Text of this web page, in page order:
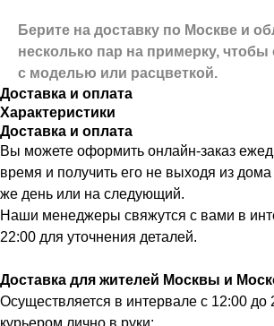
Берите на доставку по Москве и
несколько пар на примерку, чтобы
с моделью или расцветкой.
Доставка и оплата
Характеристики
Доставка и оплата
Вы можете оформить онлайн-заказ
время и получить его не выходя из
же день или на следующий.
Наши менеджеры свяжутся с вами в
22:00 для уточнения деталей.
Доставка для жителей Москвы и
Осуществляется в интервале с 12:00 до